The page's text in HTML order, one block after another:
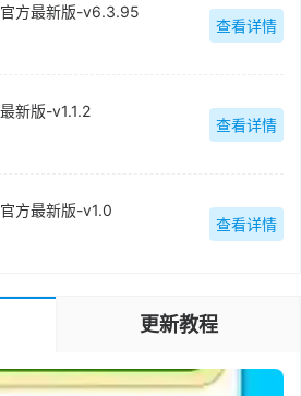
方最新版-v6.3.95
查看详情
新版-v1.1.2
查看详情
方最新版-v1.0
查看详情
更新教程